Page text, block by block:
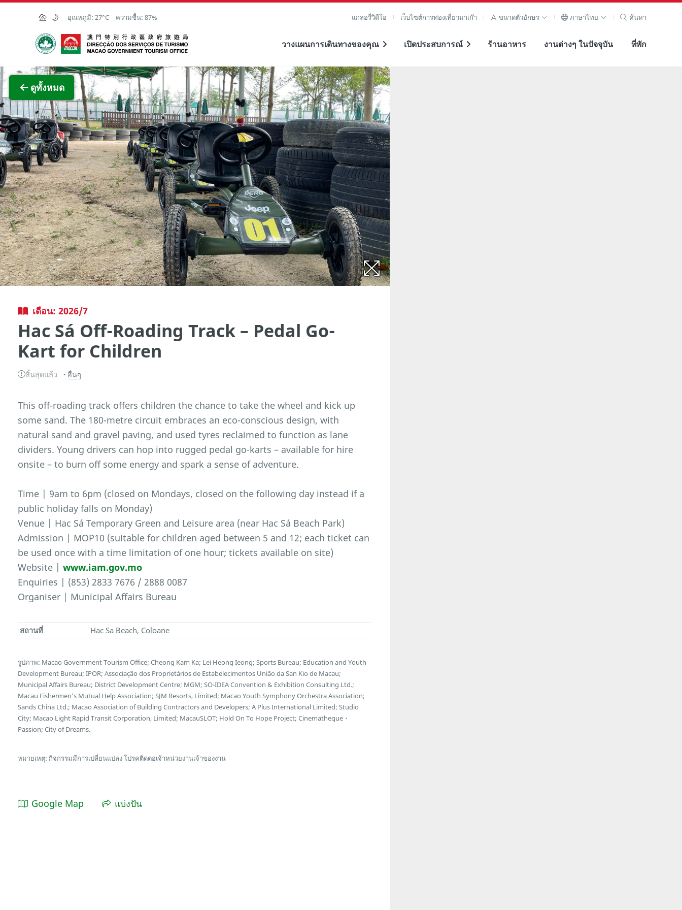
Skip to Main Content
อุณหภูมิ: 27°C ความชื้น: 87% แกลอรี่วิดีโอ เว็บไซต์การท่องเที่ยวมาเก๊า ขนาดตัวอักษร ภาษาไทย ค้นหา
สำนักงานการท่องเที่ยวของรัฐบาลมาเก๊า
วางแผนการเดินทางของคุณ เปิดประสบการณ์ ร้านอาหาร งานต่างๆ ในปัจจุบัน ที่พัก
ดูทั้งหมด
ภาพขยาย
เดือน: 2026/7
Hac Sá Off-Roading Track – Pedal Go-
Kart for Children
สิ้นสุดแล้ว อื่นๆ
This off-roading track offers children the chance to take the wheel and kick up
some sand. The 180-metre circuit embraces an eco-conscious design, with
natural sand and gravel paving, and used tyres reclaimed to function as lane
dividers. Young drivers can hop into rugged pedal go-karts – available for hire
onsite – to burn off some energy and spark a sense of adventure.
Time | 9am to 6pm (closed on Mondays, closed on the following day instead if a
public holiday falls on Monday)
Venue | Hac Sá Temporary Green and Leisure area (near Hac Sá Beach Park)
Admission | MOP10 (suitable for children aged between 5 and 12; each ticket can
be used once with a time limitation of one hour; tickets available on site)
Website |www.iam.gov.mo
Enquiries | (853) 2833 7676 / 2888 0087
Organiser | Municipal Affairs Bureau
สถานที่ Hac Sa Beach, Coloane
รูปภาพ: Macao Government Tourism Office; Cheong Kam Ka; Lei Heong Ieong; Sports Bureau; Education and Youth
Development Bureau; IPOR; Associação dos Proprietários de Estabelecimentos União da San Kio de Macau;
Municipal Affairs Bureau; District Development Centre; MGM; SO-IDEA Convention & Exhibition Consulting Ltd.;
Macau Fishermen’s Mutual Help Association; SJM Resorts, Limited; Macao Youth Symphony Orchestra Association;
Sands China Ltd.; Macao Association of Building Contractors and Developers; A Plus International Limited; Studio
City; Macao Light Rapid Transit Corporation, Limited; MacauSLOT; Hold On To Hope Project; Cinematheque・
Passion; City of Dreams.
หมายเหตุ: กิจกรรมมีการเปลี่ยนแปลง โปรคติดต่อเจ้าหน่วยงานเจ้าของงาน
Google Map แบ่งปัน